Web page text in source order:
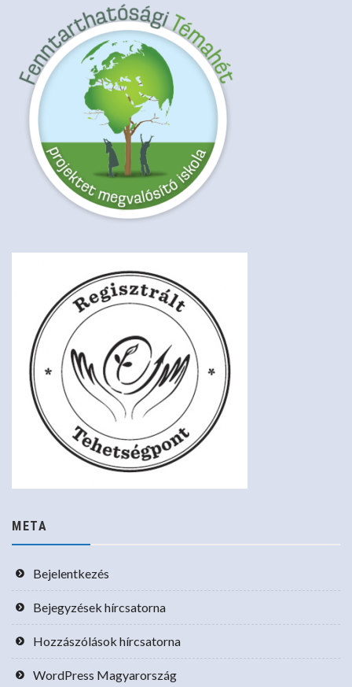
META
Bejelentkezés
Bejegyzések hírcsatorna
Hozzászólások hírcsatorna
WordPress Magyarország